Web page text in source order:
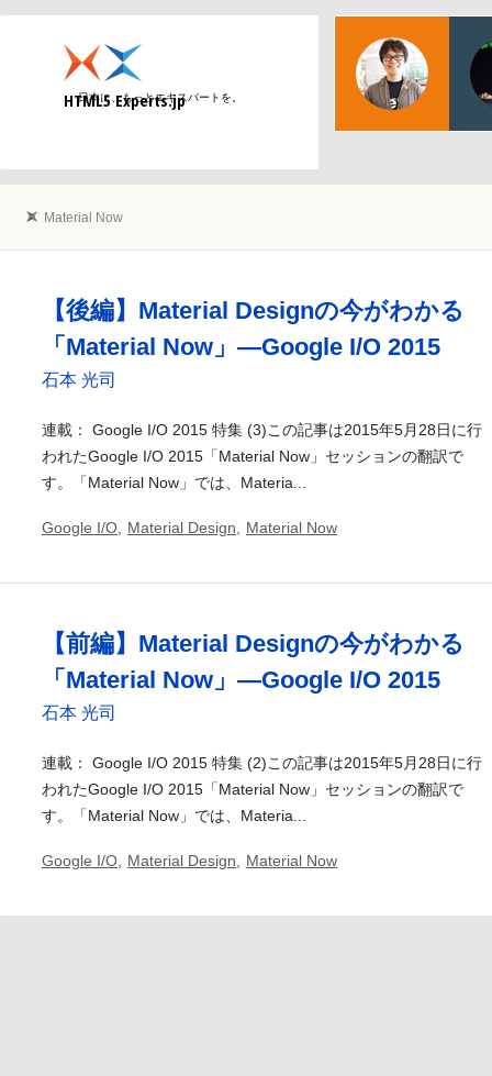
HTML5 Experts.jp
日本に、もっとエキスパートを。
物
日本
Web
Material Now
【後編】Material Designの今がわかる
「Material Now」―Google I/O 2015
石本 光司
連載： Google I/O 2015 特集 (3)この記事は2015年5月28日に行
われたGoogle I/O 2015「Material Now」セッションの翻訳で
す。「Material Now」では、Materia...
Google I/O Material Design Material Now
【前編】Material Designの今がわかる
「Material Now」―Google I/O 2015
石本 光司
連載： Google I/O 2015 特集 (2)この記事は2015年5月28日に行
われたGoogle I/O 2015「Material Now」セッションの翻訳で
す。「Material Now」では、Materia...
Google I/O Material Design Material Now